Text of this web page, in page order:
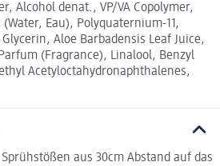
Alcohol denat., VP/VA Copolymer,
Eau), Polyquaternium-11,
Aloe Barbadensis Leaf Juice,
(Fragrance), Linalool, Benzyl
Acetyloctahydronaphthalenes,
aus 30cm Abstand auf das